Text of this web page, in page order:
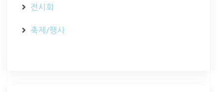
전시회
축제/행사